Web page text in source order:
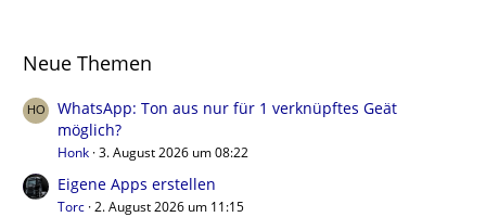
Neue Themen
WhatsApp: Ton aus nur für 1 verknüpftes Geät
möglich?
Honk 3. August 2026 um 08:22
Eigene Apps erstellen
Torc 2. August 2026 um 11:15